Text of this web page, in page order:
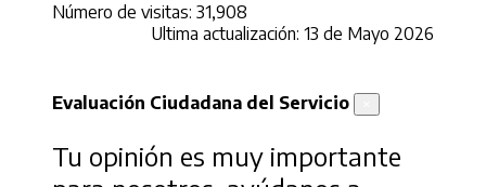
Número de visitas: 31,908
Ultima actualización: 13 de Mayo 2026
Evaluación Ciudadana del Servicio
Tu opinión es muy importante